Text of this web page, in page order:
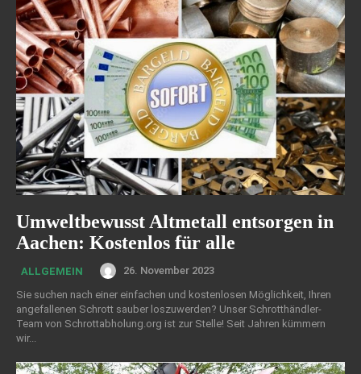
Umweltbewusst Altmetall entsorgen in
Aachen: Kostenlos für alle
ALLGEMEIN
26. November 2023
Sie suchen nach einer einfachen und kostenlosen Möglichkeit, Ihren
angefallenen Schrott sauber loszuwerden? Unser Schrotthändler-
Team von Schrottabholung.org ist zur Stelle! Seit Jahren kümmern
wir...